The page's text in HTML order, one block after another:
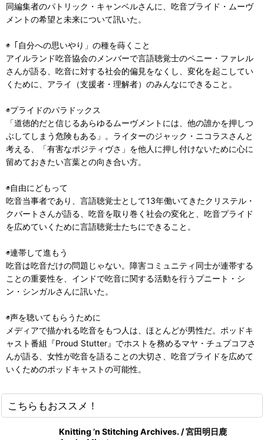
同編集者のパトリック・キャンベルさんに、吃音プライド・ムーヴ
メントの希望と未来について訊いた。
◉「自分への思いやり」の種を蒔くこと
アイルランド吃音協会のメンバーで言語聴覚士のペニー・ファレル
さんが語る、吃音に対する社会的偏見をなくし、変化を起こしてい
くために、アライ（支援者・理解者）のみんなにできること。
◉プライドのパラドックス
「道徳的だと信じるあらゆるムーヴメントには、他の誰かを押しつ
ぶしてしまう危険もある」。ライターのジャック・ニコラスさんと
考える、「有害なポジティヴさ」を他人に押し付けないために心に
留めておきたい言葉との向き合い方。
◉自由にどもって
吃音当事者であり、言語聴覚士として13年働いてきたクリステル・
クバートさんが語る、吃音を取り巻く社会の変化と、吃音プライド
を広めていくために言語聴覚士たちにできること。
◉連帯して進もう
吃音は吃音だけの問題じゃない。障害コミュニティ同士が連帯する
ことの重要性を、インドで吃音に関する活動を行うプニート・シ
ン・シンガルさんに訊いた。
◉声を聴いてもらうために
メディアで描かれる吃音をもつ人は、ほとんどが男性だ。ポッドキ
ャスト番組『Proud Stutter』でホストを務めるマヤ・チュプコフさ
んが語る、女性が吃音を語ることの大切さ、吃音プライドを広めて
いくためのポッドキャストの可能性。
こちらもおススメ！
Knitting ’n Stitching Archives. / 宮田明日鹿